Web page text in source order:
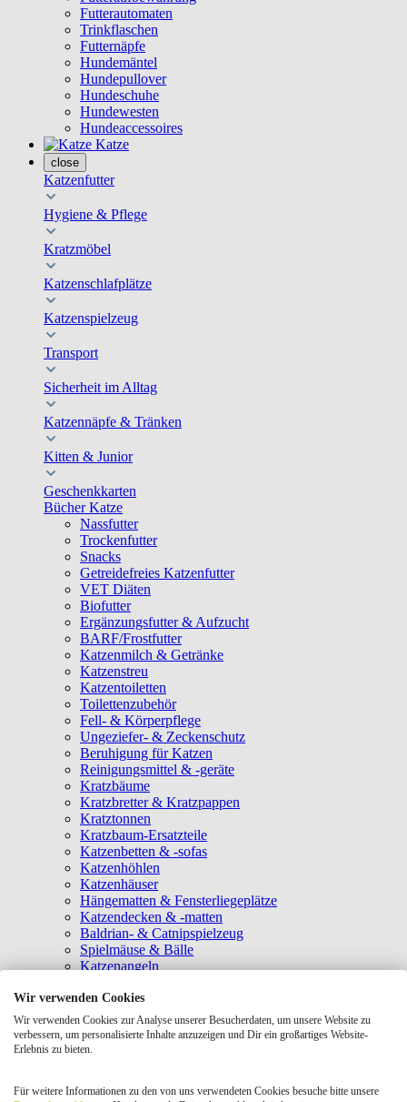
Futterautomaten
Trinkflaschen
Futternäpfe
Hundemäntel
Hundepullover
Hundeschuhe
Hundewesten
Hundeaccessoires
Katze
close
Katzenfutter
Hygiene & Pflege
Kratzmöbel
Katzenschlafplätze
Katzenspielzeug
Transport
Sicherheit im Alltag
Katzennäpfe & Tränken
Kitten & Junior
Geschenkkarten
Bücher Katze
Nassfutter
Trockenfutter
Snacks
Getreidefreies Katzenfutter
VET Diäten
Biofutter
Ergänzungsfutter & Aufzucht
BARF/Frostfutter
Katzenmilch & Getränke
Katzenstreu
Katzentoiletten
Toilettenzubehör
Fell- & Körperpflege
Ungeziefer- & Zeckenschutz
Beruhigung für Katzen
Reinigungsmittel & -geräte
Kratzbäume
Kratzbretter & Kratzpappen
Kratztonnen
Kratzbaum-Ersatzteile
Katzenbetten & -sofas
Katzenhöhlen
Katzenhäuser
Hängematten & Fensterliegeplätze
Katzendecken & -matten
Baldrian- & Catnipspielzeug
Spielmäuse & Bälle
Katzenangeln
Laserpointer & Elektrospielzeug
Katzentunnel
Clicker & Target Sticks für Katzen
Weiteres Katzenspielzeug
Tragetaschen
Wir verwenden Cookies
Wir verwenden Cookies zur Analyse unserer Besucherdaten, um unsere Website zu
verbessern, um personalisierte Inhalte anzuzeigen und Dir ein großartiges Website-
Erlebnis zu bieten.
Für weitere Informationen zu den von uns verwendeten Cookies besuche bitte unsere